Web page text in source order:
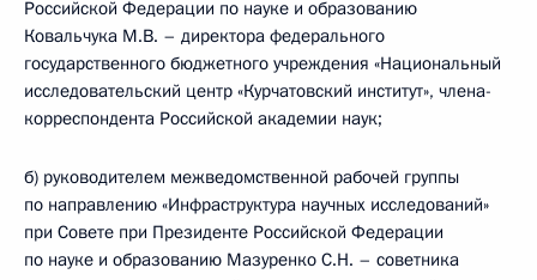
Российской Федерации по науке и образованию
Ковальчука М.В. – директора федерального
государственного бюджетного учреждения «Национальный
исследовательский центр «Курчатовский институт», члена-
корреспондента Российской академии наук;
б) руководителем межведомственной рабочей группы
по направлению «Инфраструктура научных исследований»
при Совете при Президенте Российской Федерации
по науке и образованию Мазуренко С.Н. – советника